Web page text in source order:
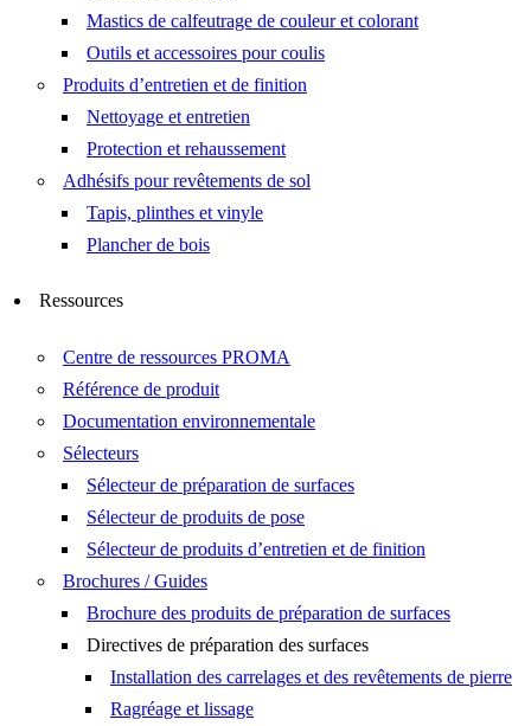
Mastics de calfeutrage de couleur et colorant
Outils et accessoires pour coulis
Produits d’entretien et de finition
Nettoyage et entretien
Protection et rehaussement
Adhésifs pour revêtements de sol
Tapis, plinthes et vinyle
Plancher de bois
Ressources
Centre de ressources PROMA
Référence de produit
Documentation environnementale
Sélecteurs
Sélecteur de préparation de surfaces
Sélecteur de produits de pose
Sélecteur de produits d’entretien et de finition
Brochures / Guides
Brochure des produits de préparation de surfaces
Directives de préparation des surfaces
Installation des carrelages et des revêtements de pierre
Ragréage et lissage